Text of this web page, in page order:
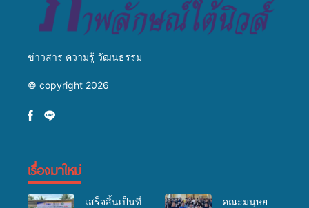
ข่าวสาร ความรู้ วัฒนธรรม
© copyright 2026
เรื่องมาใหม่
เสร็จสิ้นเป็นที่ คณะมนุษย